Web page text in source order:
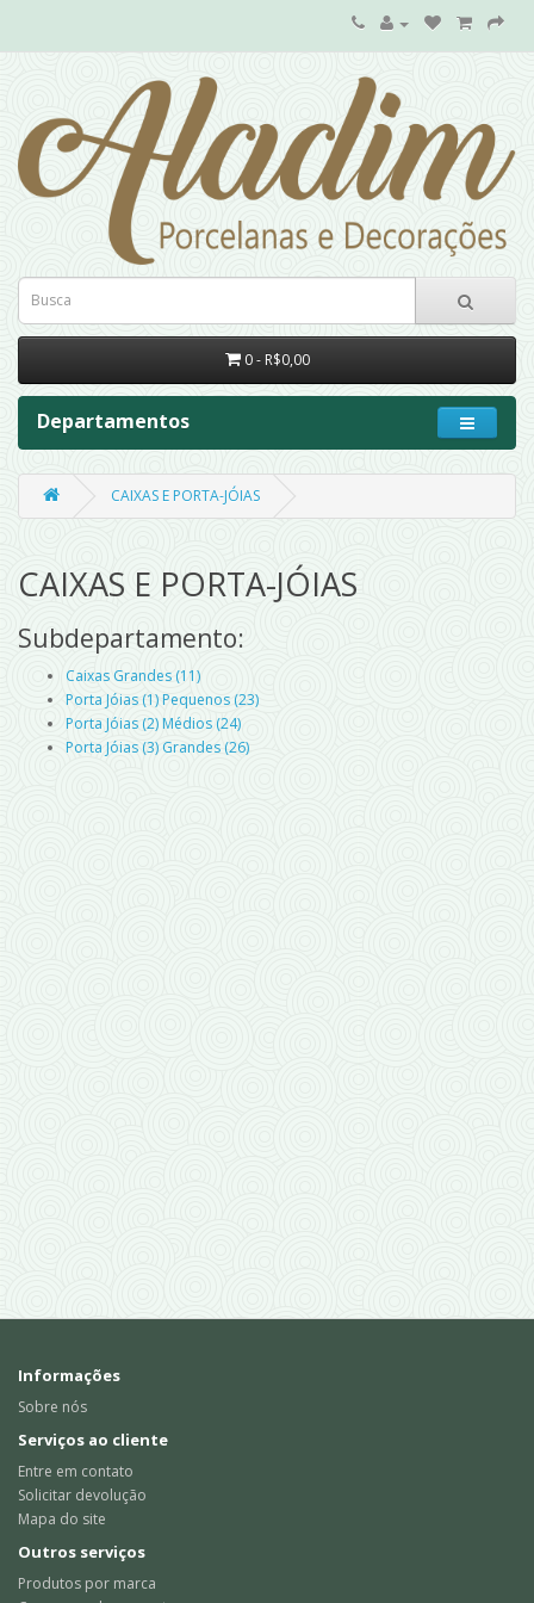
0 - R$0,00
Departamentos
CAIXAS E PORTA-JÓIAS
CAIXAS E PORTA-JÓIAS
Subdepartamento:
Caixas Grandes (11)
Porta Jóias (1) Pequenos (23)
Porta Jóias (2) Médios (24)
Porta Jóias (3) Grandes (26)
Informações
Sobre nós
Serviços ao cliente
Entre em contato
Solicitar devolução
Mapa do site
Outros serviços
Produtos por marca